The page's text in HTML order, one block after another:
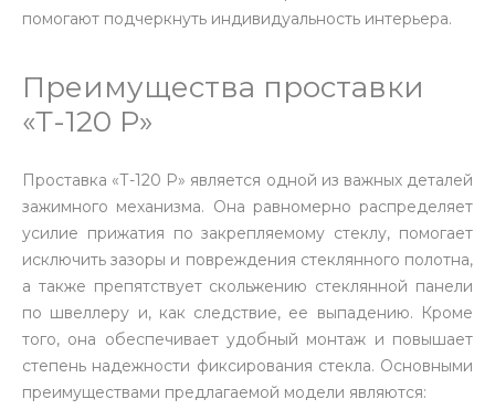
помогают подчеркнуть индивидуальность интерьера.
Преимущества проставки
«Т-120 Р»
Проставка «Т-120 Р» является одной из важных деталей
зажимного механизма. Она равномерно распределяет
усилие прижатия по закрепляемому стеклу, помогает
исключить зазоры и повреждения стеклянного полотна,
а также препятствует скольжению стеклянной панели
по швеллеру и, как следствие, ее выпадению. Кроме
того, она обеспечивает удобный монтаж и повышает
степень надежности фиксирования стекла. Основными
преимуществами предлагаемой модели являются: